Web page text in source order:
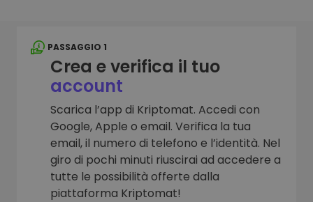
PASSAGGIO 1
Crea e verifica il tuo
account
Scarica l’app di Kriptomat. Accedi con
Google, Apple o email. Verifica la tua
email, il numero di telefono e l’identità. Nel
giro di pochi minuti riuscirai ad accedere a
tutte le possibilità offerte dalla
piattaforma Kriptomat!